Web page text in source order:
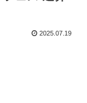
2025.07.19